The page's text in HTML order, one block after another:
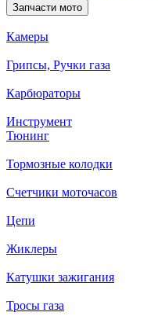
Запчасти мото
Камеры
Грипсы, Ручки газа
Карбюраторы
Инструмент
Тюнинг
Тормозные колодки
Счетчики моточасов
Цепи
Жиклеры
Катушки зажигания
Тросы газа